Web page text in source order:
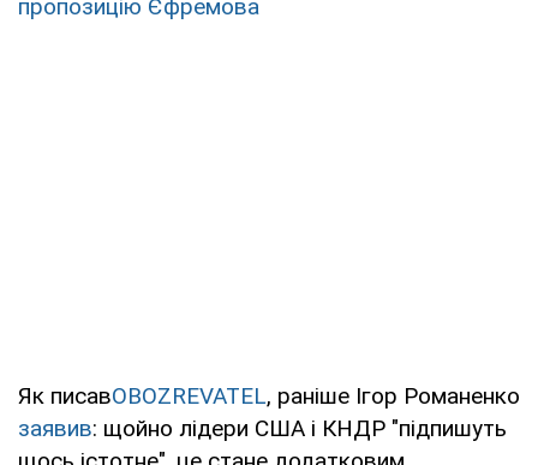
пропозицію Єфремова
Як писавOBOZREVATEL, раніше Ігор Романенко
заявив: щойно лідери США і КНДР "підпишуть